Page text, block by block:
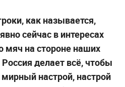
как называется,
сейчас в интересах
мяч на стороне наших
делает всё, чтобы
настрой, настрой